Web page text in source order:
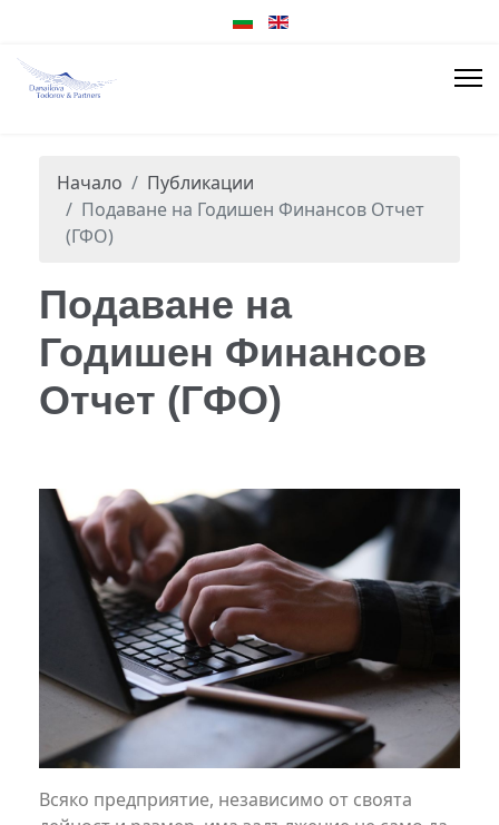
Начало
Публикации
Подаване на Годишен Финансов Отчет
(ГФО)
Подаване на
Годишен Финансов
Отчет (ГФО)
Всяко предприятие, независимо от своята